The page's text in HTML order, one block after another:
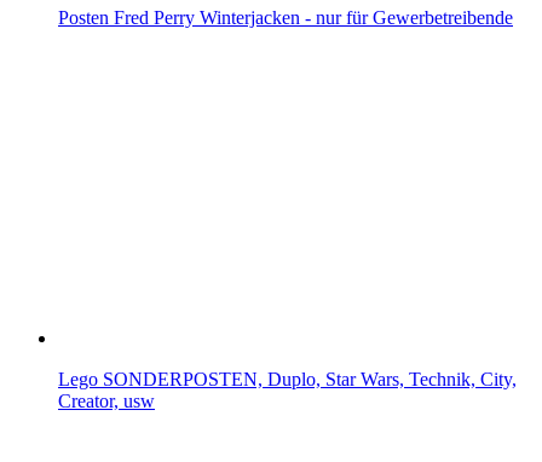
Posten Fred Perry Winterjacken - nur für Gewerbetreibende
Lego SONDERPOSTEN, Duplo, Star Wars, Technik, City,
Creator, usw